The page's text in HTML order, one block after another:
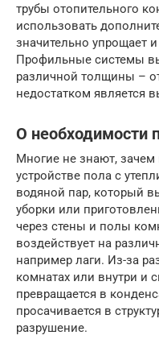
трубы отопительного
использовать
значительно упрощает
Профильные системы
различной толщины –
недостатком является
О необходимости
Многие не знают,
устройстве пола с
водяной пар, который
уборки или
через стены и полы
воздействует на
например лаги. Из-за
комнатах или внутри и
превращается в
просачивается в
разрушение.